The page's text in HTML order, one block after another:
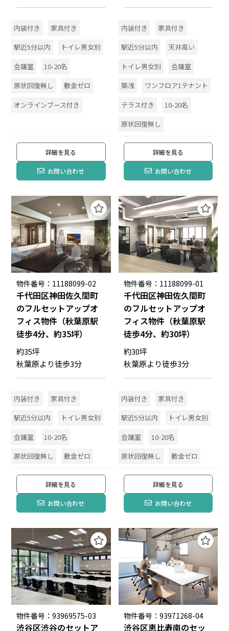
内装付き
家具付き
駅近5分以内
トイレ男女別
会議室
10-20名
原状回復無し
敷金ゼロ
オンラインブース付き
詳細を見る
お問い合わせ
内装付き
家具付き
駅近5分以内
天井高い
トイレ男女別
会議室
築浅
ワンフロア1テナント
テラス付き
10-20名
原状回復無し
詳細を見る
お問い合わせ
物件番号：11188099-02
千代田区神田佐久間町
のフルセットアップオ
フィス物件（秋葉原駅
徒歩4分、約35坪）
約35坪
秋葉原より徒歩3分
内装付き
家具付き
駅近5分以内
トイレ男女別
会議室
10-20名
原状回復無し
敷金ゼロ
詳細を見る
お問い合わせ
物件番号：11188099-01
千代田区神田佐久間町
のフルセットアップオ
フィス物件（秋葉原駅
徒歩4分、約30坪）
約30坪
秋葉原より徒歩3分
内装付き
家具付き
駅近5分以内
トイレ男女別
会議室
10-20名
原状回復無し
敷金ゼロ
詳細を見る
お問い合わせ
物件番号：93969575-03
渋谷区渋谷のセットア
物件番号：93971268-04
渋谷区恵比寿南のセッ